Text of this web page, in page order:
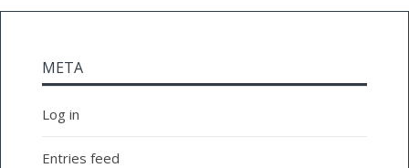
META
Log in
Entries feed